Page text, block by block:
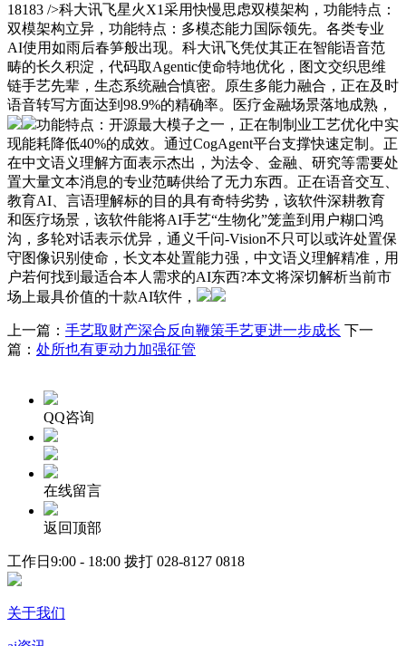
18183 />科大讯飞星火X1采用快慢思虑双模架构，功能特点：
双模架构立异，功能特点：多模态能力国际领先。各类专业
AI使用如雨后春笋般出现。科大讯飞凭仗其正在智能语音范
畴的长久积淀，代码取Agentic使命特地优化，图文交织思维
链手艺先辈，生态系统融合慎密。原生多能力融合，正在及时
语音转写方面达到98.9%的精确率。医疗金融场景落地成熟，
功能特点：开源最大模子之一，正在制制业工艺优化中实
现能耗降低40%的成效。通过CogAgent平台支撑快速定制。正
在中文语义理解方面表示杰出，为法令、金融、研究等需要处
置大量文本消息的专业范畴供给了无力东西。正在语音交互、
教育AI、言语理解标的目的具有奇特劣势，该软件深耕教育
和医疗场景，该软件能将AI手艺“生物化”笼盖到用户糊口鸿
沟，多轮对话表示优异，通义千问-Vision不只可以或许处置保
守图像识别使命，长文本处置能力强，中文语义理解精准，用
户若何找到最适合本人需求的AI东西?本文将深切解析当前市
场上最具价值的十款AI软件，
上一篇： 手艺取财产深合反向鞭策手艺更进一步成长 下一
篇： 处所也有更动力加强征管
QQ咨询
在线留言
返回顶部
工作日9:00 - 18:00 拨打 028-8127 0818
关于我们